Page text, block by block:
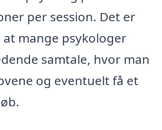
per session. Det er
mange psykologer
samtale, hvor man
og eventuelt få et